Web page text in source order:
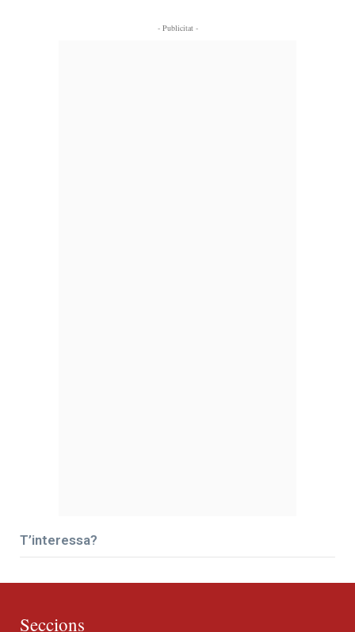
- Publicitat -
T’interessa?
Seccions